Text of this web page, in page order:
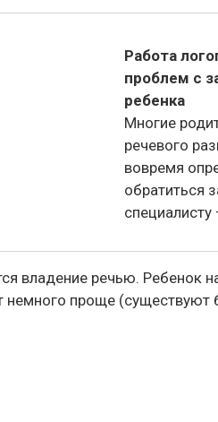
Работа
проблем с
ребенка
Многие
речевого
вовремя
обратиться
специалисту
владение речью. Ребенок
немного проще